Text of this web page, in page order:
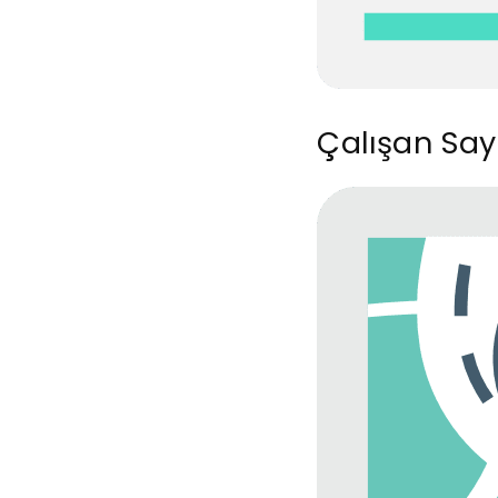
Çalışan